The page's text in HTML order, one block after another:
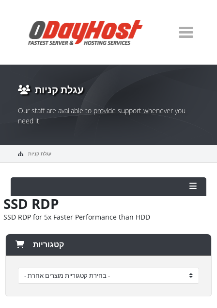
עגלת קניות
Our staff are available to provide support whenever you
need it
עגלת קניות
SSD RDP
SSD RDP for 5x Faster Performance than HDD
קטגוריות